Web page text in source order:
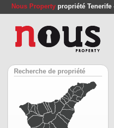
Nous Property propriété
Recherche de propriété